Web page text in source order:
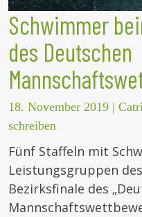
Schwimmer
des Deutschen
18. November 2019 |
schreiben
Fünf Staffeln mit
Leistungsgruppen
Bezirksfinale des